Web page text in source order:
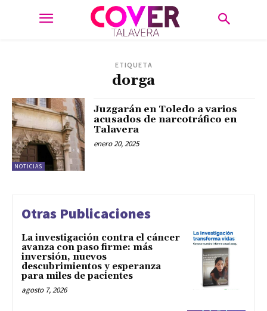
ETIQUETA
dorga
NOTICIAS
Juzgarán en Toledo a varios
acusados de narcotráfico en
Talavera
enero 20, 2025
Otras Publicaciones
La investigación contra el cáncer
avanza con paso firme: más
inversión, nuevos
descubrimientos y esperanza
para miles de pacientes
agosto 7, 2026